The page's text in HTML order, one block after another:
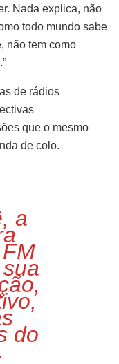
Nada explica, não
todo mundo sabe
não tem como
de rádios
que o mesmo
de colo.
a
do